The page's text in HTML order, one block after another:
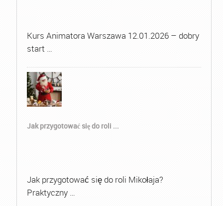
Kurs Animatora Warszawa 12.01.2026 – dobry
start …
Jak przygotować się do roli ...
Jak przygotować się do roli Mikołaja?
Praktyczny …